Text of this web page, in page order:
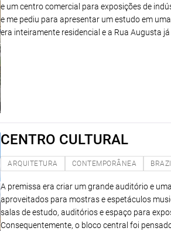
e um centro comercial para exposições de
e me pediu para apresentar um estudo em
era inteiramente residencial e a Rua Augusta
CENTRO CULTURAL
ARQUITETURA CONTEMPORÂNEA
A premissa era criar um grande auditório e
aproveitados para mostras e espetáculos
salas de estudo, auditórios e espaço para
Consequentemente, o bloco central foi